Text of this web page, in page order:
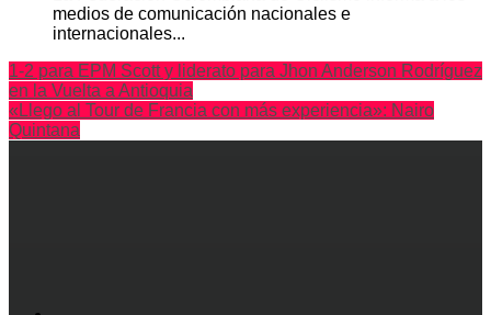
medios de comunicación nacionales e
internacionales...
1-2 para EPM Scott y liderato para Jhon Anderson Rodríguez
en la Vuelta a Antioquia
«Llego al Tour de Francia con más experiencia»: Nairo
Quintana